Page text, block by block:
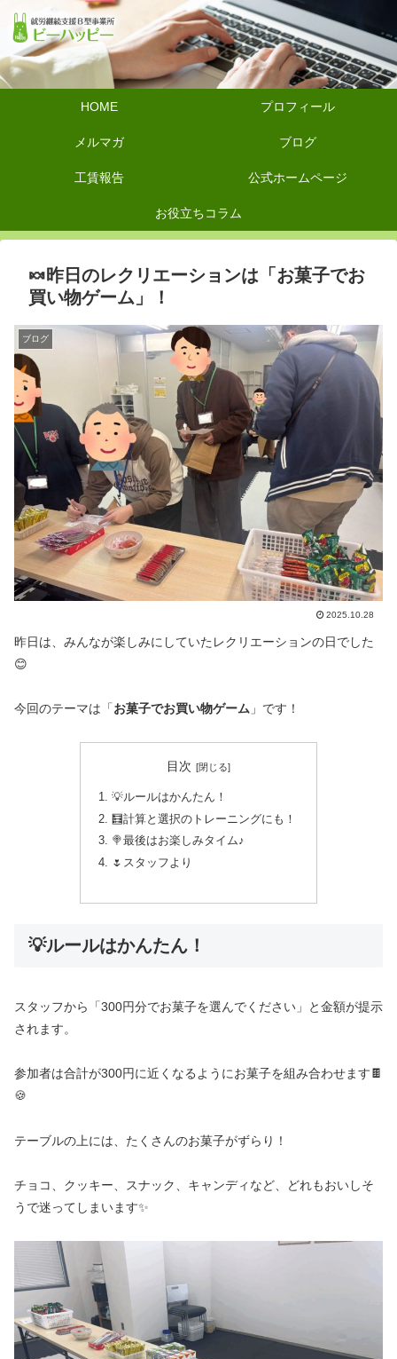
HOME プロフィール
メルマガ ブログ
工賃報告 公式ホームページ
お役立ちコラム
🍬昨日のレクリエーションは「お菓子でお
買い物ゲーム」！
ブログ
2025.10.28
昨日は、みんなが楽しみにしていたレクリエーションの日でした
😊
今回のテーマは「お菓子でお買い物ゲーム 」です！
目次
💡ルールはかんたん！
🧮計算と選択のトレーニングにも！
🍭最後はお楽しみタイム♪
🌷スタッフより
💡ルールはかんたん！
スタッフから「300円分でお菓子を選んでください」と金額が提示
されます。
参加者は合計が300円に近くなるようにお菓子を組み合わせます🍫
🍪
テーブルの上には、たくさんのお菓子がずらり！
チョコ、クッキー、スナック、キャンディなど、どれもおいしそ
うで迷ってしまいます✨